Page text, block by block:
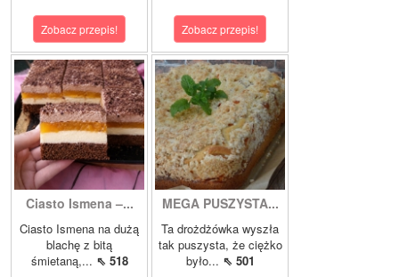
Zobacz przepis! Zobacz przepis!
Ciasto Ismena –...
Ciasto Ismena na dużą
blachę z bitą
śmietaną,... ⇖ 518
MEGA PUSZYSTA...
Ta drożdżówka wyszła
tak puszysta, że ciężko
było... ⇖ 501